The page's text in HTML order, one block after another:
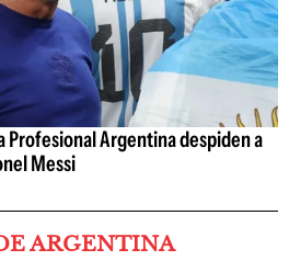
Profesional Argentina despiden a
Messi
ARGENTINA